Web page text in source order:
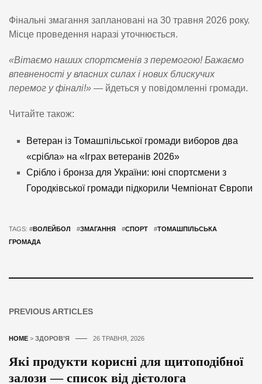
Фінальні змагання заплановані на 30 травня 2026 року.
Місце проведення наразі уточнюється.
«Вітаємо наших спортсменів з перемогою! Бажаємо
впевненості у власних силах і нових блискучих
перемог у фіналі!» — йдеться у повідомленні громади.
Читайте також:
Ветеран із Томашпільської громади виборов два
«срібла» на «Іграх ветеранів 2026»
Срібло і бронза для України: юні спортсмени з
Городківської громади підкорили Чемпіонат Європи
TAGS: #ВОЛЕЙБОЛ #ЗМАГАННЯ #СПОРТ #ТОМАШПІЛЬСЬКА
ГРОМАДА
PREVIOUS ARTICLES
HOME > ЗДОРОВ’Я 26 ТРАВНЯ, 2026
Які продукти корисні для щитоподібної
залози — список від дієтолога